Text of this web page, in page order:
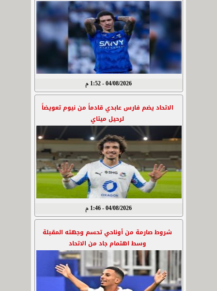
04/08/2026 - 1:52 م
الاتحاد يضم فارس عابدي قادماً من نيوم تعويضاً
لرحيل ميتاي
04/08/2026 - 1:46 م
شروط صارمة من أوناحي تحسم وجهته المقبلة
وسط اهتمام جاد من الاتحاد